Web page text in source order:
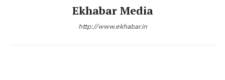
Ekhabar Media
http://www.ekhabar.in